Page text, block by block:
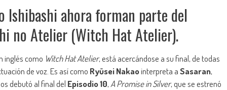
Ishibashi ahora forman parte del
no Atelier (Witch Hat Atelier).
inglés como Witch Hat Atelier, está acercándose a su final, de todas
de voz. Es así como Ryūsei Nakaointerpreta aSasaran,
debutó al final del Episodio 10,A Promise in Silver, que se estrenó